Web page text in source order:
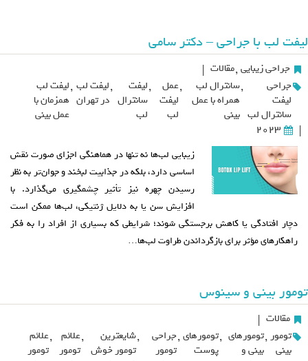
لیفت لب با جراحی – دکتر سامی
جراحی زیبایی ,مقالات |
جراحی
لیفت
سانترال لب
,سانترال لب
همراه با عمل
بینی
,عمل
لیفت
لب
,لیفت
سانترال
لب
,لیفت لب
در تهران
,لیفت لب
همزمان با
عمل بینی
|
2023
زیبایی لب‌ها نه تنها در هماهنگی اجزای صورت نقش
اساسی دارد، بلکه در جذابیت لبخند و جوان‌تر به نظر
رسیدن چهره نیز تأثیر چشمگیری می‌گذارد. با
افزایش سن یا به دلایل ژنتیکی، لب‌ها ممکن است
دچار افتادگی یا کاهش برجستگی شوند؛ شرایطی که بسیاری از افراد را به فکر
راهکارهای مؤثر برای بازگرداندن طراوت لب‌ها…
تومور بینی و سینوس
مقالات |
تومور
بینی
,تومورهای
بینی و
,تومورهای
پوست
,جراحی
تومور
,شایعترین
تومور خوش
,علائم
تومور
,علائم
تومور